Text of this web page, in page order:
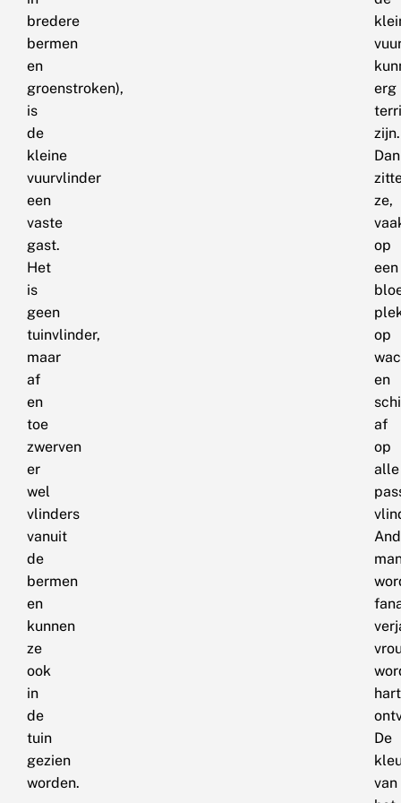
bredere
bermen
en
groenstroken),
is
de
kleine
vuurvlinder
een
vaste
gast.
Het
is
geen
tuinvlinder,
maar
af
en
toe
zwerven
er
wel
vlinders
vanuit
de
bermen
en
kunnen
ze
ook
in
de
tuin
gezien
worden.
erg
zijn.
Dan
ze,
op
een
op
en
af
op
alle
De
van